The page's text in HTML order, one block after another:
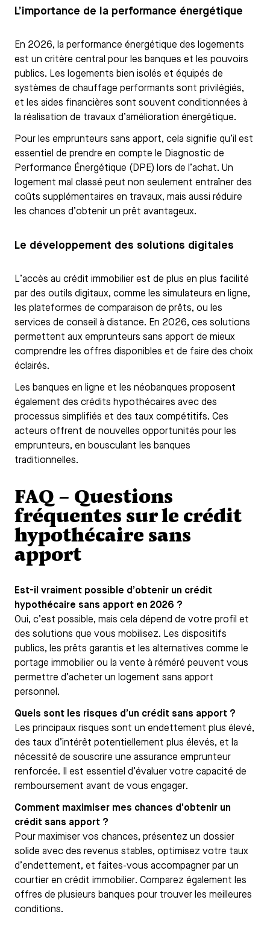
L’importance de la performance énergétique
En 2026, la performance énergétique des logements
est un critère central pour les banques et les pouvoirs
publics. Les logements bien isolés et équipés de
systèmes de chauffage performants sont privilégiés,
et les aides financières sont souvent conditionnées à
la réalisation de travaux d’amélioration énergétique.
Pour les emprunteurs sans apport, cela signifie qu’il est
essentiel de prendre en compte le Diagnostic de
Performance Énergétique (DPE) lors de l’achat. Un
logement mal classé peut non seulement entraîner des
coûts supplémentaires en travaux, mais aussi réduire
les chances d’obtenir un prêt avantageux.
Le développement des solutions digitales
L’accès au crédit immobilier est de plus en plus facilité
par des outils digitaux, comme les simulateurs en ligne,
les plateformes de comparaison de prêts, ou les
services de conseil à distance. En 2026, ces solutions
permettent aux emprunteurs sans apport de mieux
comprendre les offres disponibles et de faire des choix
éclairés.
Les banques en ligne et les néobanques proposent
également des crédits hypothécaires avec des
processus simplifiés et des taux compétitifs. Ces
acteurs offrent de nouvelles opportunités pour les
emprunteurs, en bousculant les banques
traditionnelles.
FAQ – Questions
fréquentes sur le crédit
hypothécaire sans
apport
Est-il vraiment possible d’obtenir un crédit
hypothécaire sans apport en 2026 ?
Oui, c’est possible, mais cela dépend de votre profil et
des solutions que vous mobilisez. Les dispositifs
publics, les prêts garantis et les alternatives comme le
portage immobilier ou la vente à réméré peuvent vous
permettre d’acheter un logement sans apport
personnel.
Quels sont les risques d’un crédit sans apport ?
Les principaux risques sont un endettement plus élevé,
des taux d’intérêt potentiellement plus élevés, et la
nécessité de souscrire une assurance emprunteur
renforcée. Il est essentiel d’évaluer votre capacité de
remboursement avant de vous engager.
Comment maximiser mes chances d’obtenir un
crédit sans apport ?
Pour maximiser vos chances, présentez un dossier
solide avec des revenus stables, optimisez votre taux
d’endettement, et faites-vous accompagner par un
courtier en crédit immobilier. Comparez également les
offres de plusieurs banques pour trouver les meilleures
conditions.